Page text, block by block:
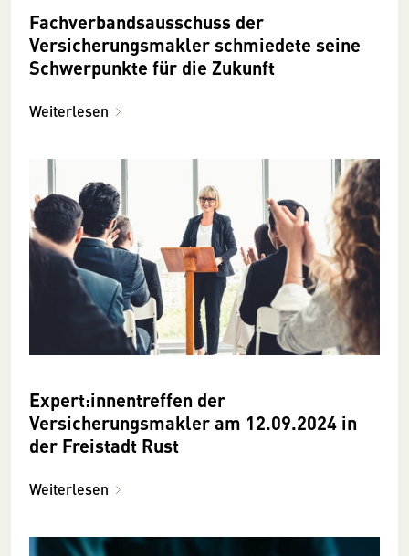
Fachverbandsausschuss der
Versicherungsmakler schmiedete seine
Schwerpunkte für die Zukunft
Weiterlesen
Expert:innentreffen der
Versicherungsmakler am 12.09.2024 in
der Freistadt Rust
Weiterlesen